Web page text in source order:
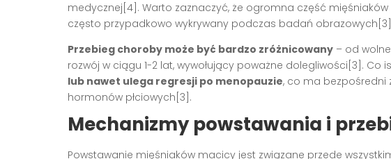
medycznej[4]. Warto zaznaczyć, że ogromna część
często przypadkowo wykrywany podczas badań
Przebieg choroby może być bardzo zróżnicowany – od
rozwój w ciągu 1-2 lat, wywołujący poważne dolegliwości[3]. Co
lub nawet ulega regresji po menopauzie, co ma bezpośredni
hormonów płciowych[3].
Mechanizmy powstawania i
Powstawanie mięśniaków macicy jest związane przede